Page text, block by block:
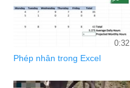
0:32
Phép nhân trong Excel